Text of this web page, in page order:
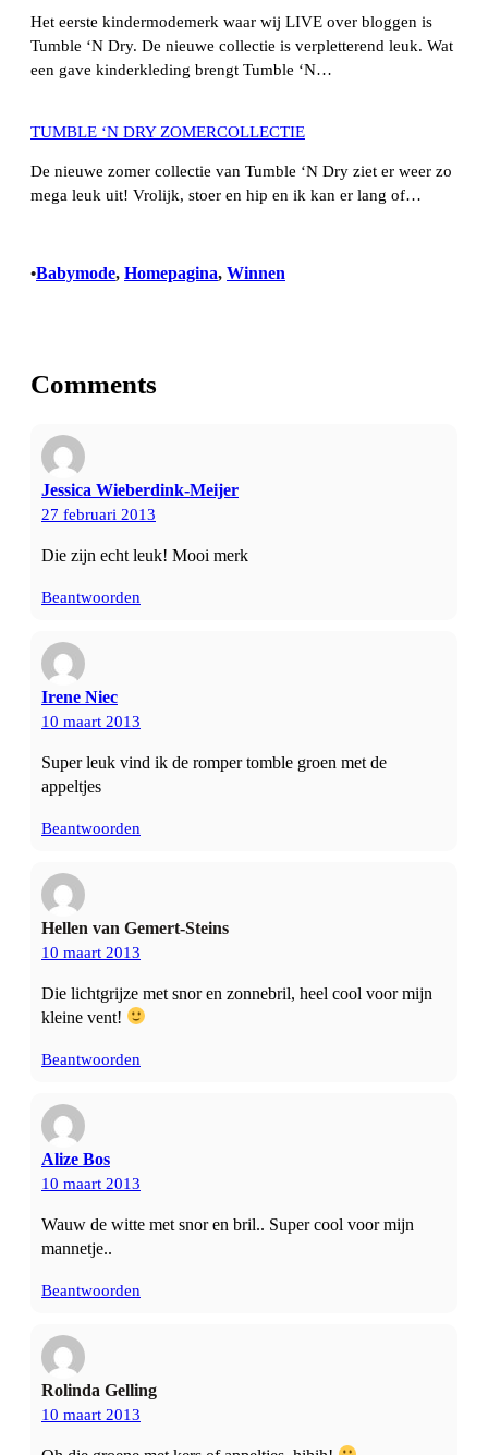
Het eerste kindermodemerk waar wij LIVE over bloggen is
Tumble ‘N Dry. De nieuwe collectie is verpletterend leuk. Wat
een gave kinderkleding brengt Tumble ‘N…
TUMBLE ‘N DRY ZOMERCOLLECTIE
De nieuwe zomer collectie van Tumble ‘N Dry ziet er weer zo
mega leuk uit! Vrolijk, stoer en hip en ik kan er lang of…
•Babymode, Homepagina, Winnen
Comments
Jessica Wieberdink-Meijer
27 februari 2013
Die zijn echt leuk! Mooi merk
Beantwoorden
Irene Niec
10 maart 2013
Super leuk vind ik de romper tomble groen met de
appeltjes
Beantwoorden
Hellen van Gemert-Steins
10 maart 2013
Die lichtgrijze met snor en zonnebril, heel cool voor mijn
kleine vent!
Beantwoorden
Alize Bos
10 maart 2013
Wauw de witte met snor en bril.. Super cool voor mijn
mannetje..
Beantwoorden
Rolinda Gelling
10 maart 2013